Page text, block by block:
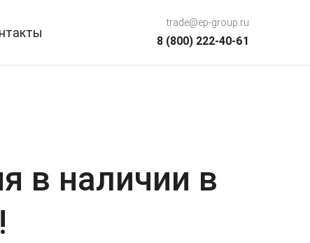
trade@ep-group.ru
8 (800) 222-40-61
в наличии в